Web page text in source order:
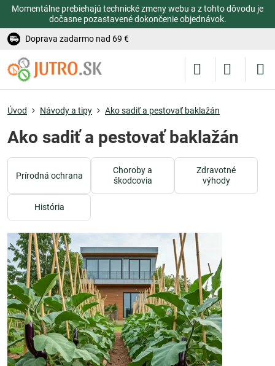
Momentálne prebiehajú technické zmeny webu a z tohto dôvodu je
dočasne pozastavené dokončenie objednávok.
Doprava zadarmo nad 69 €
Úvod Návody a tipy Ako sadiť a pestovať baklažán
Ako sadiť a pestovať baklažán
Prírodná ochrana
Choroby a
škodcovia
Zdravotné
výhody
História